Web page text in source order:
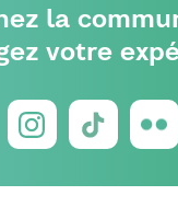
la
votre